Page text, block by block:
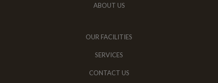
ABOUT US
OUR FACILITIES
SERVICES
CONTACT US